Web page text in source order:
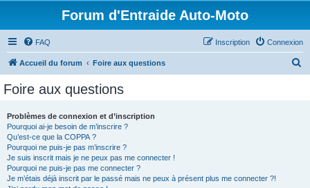
Forum d'Entraide Auto-Moto
FAQ Connexion
Inscription
Accueil du forum Foire aux questions
Foire aux questions
Problèmes de connexion et d’inscription
Pourquoi ai-je besoin de m’inscrire ?
Qu’est-ce que la COPPA ?
Pourquoi ne puis-je pas m’inscrire ?
Je suis inscrit mais je ne peux pas me connecter !
Pourquoi ne puis-je pas me connecter ?
Je m’étais déjà inscrit par le passé mais ne peux à présent plus me connecter ?!